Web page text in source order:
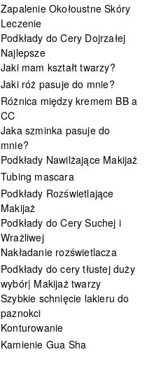
Zapalenie Okołoustne Skóry
Leczenie
Podkłady do Cery Dojrzałej
Najlepsze
Jaki mam kształt twarzy?
Jaki róż pasuje do mnie?
Różnica między kremem BB a
CC
Jaka szminka pasuje do
mnie?
Podkłady Nawilżające Makijaż
Tubing mascara
Podkłady Rozświetlające
Makijaż
Podkłady do Cery Suchej i
Wrażliwej
Nakładanie rozświetlacza
Podkłady do cery tłustej duży
wybór| Makijaż twarzy
Szybkie schnięcie lakieru do
paznokci
Konturowanie
Kamienie Gua Sha